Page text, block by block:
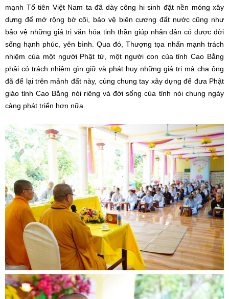
mạnh Tổ tiên Việt Nam ta đã dày công hi sinh đặt nền móng xây
dựng để mở rộng bờ cõi, bảo vệ biên cương đất nước cũng như
bảo vệ những giá trị văn hóa tinh thần giúp nhân dân có được đời
sống hạnh phúc, yên bình. Qua đó, Thượng tọa nhấn mạnh trách
nhiệm của một người Phật tử, một người con của tỉnh Cao Bằng
phải có trách nhiệm gìn giữ và phát huy những giá trị mà cha ông
đã để lại trên mảnh đất này, cùng chung tay xây dựng để đưa Phật
giáo tỉnh Cao Bằng nói riêng và đời sống của tỉnh nói chung ngày
càng phát triển hơn nữa.